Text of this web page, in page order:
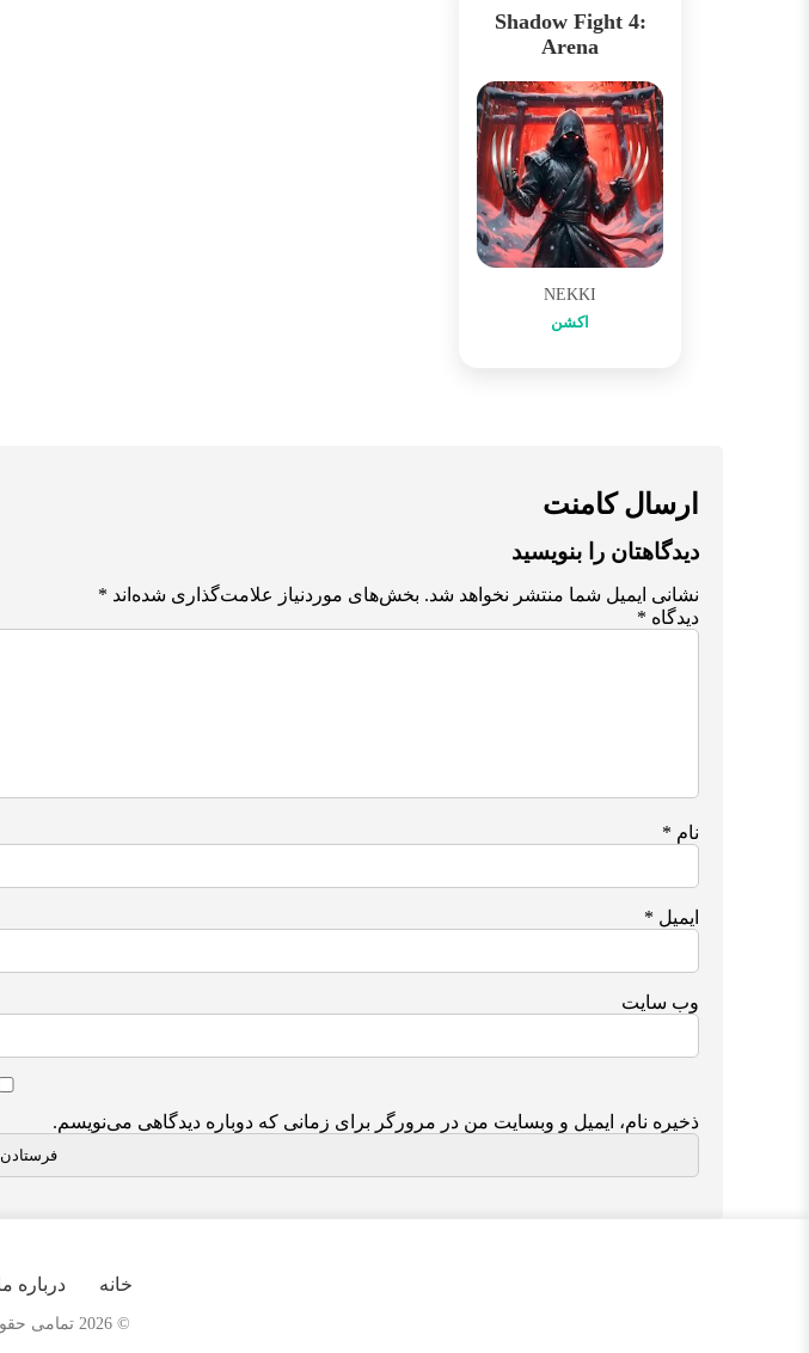
Shadow Fight 4:
Arena
NEKKI
اکشن
ارسال کامنت
دیدگاهتان را بنویسید
نشانی ایمیل شما منتشر نخواهد شد. بخش‌های موردنیاز علامت‌گذاری شده‌اند *
دیدگاه *
نام *
ایمیل *
وب‌ سایت
ذخیره نام، ایمیل و وبسایت من در مرورگر برای زمانی که دوباره دیدگاهی می‌نویسم.
خانه درباره
© 2026 تمامی حقوق محفوظ است.